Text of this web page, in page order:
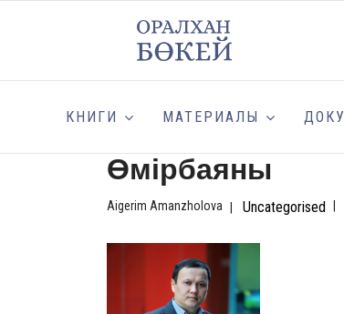
КНИГИ МАТЕРИАЛЫ
Өмірбаяны
Aigerim Amanzholova Uncategorised